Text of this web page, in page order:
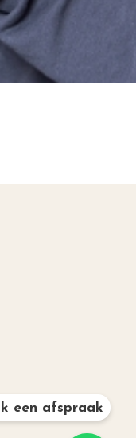
een afspraak